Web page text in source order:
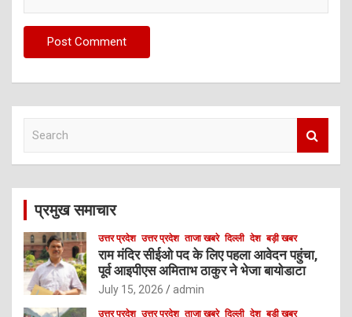
c
प्रमुख समाचार
उत्तर प्रदेश उत्तर प्रदेश ताजा खबरे दिल्ली देश बड़ी खबर
राम मंदिर सीईओ पद के लिए पहला आवेदन पहुंचा,
पूर्व आइपीएस अमिताभ ठाकुर ने भेजा बायोडाटा
July 15, 2026 admin
उत्तर प्रदेश उत्तर प्रदेश ताजा खबरे दिल्ली देश बड़ी खबर